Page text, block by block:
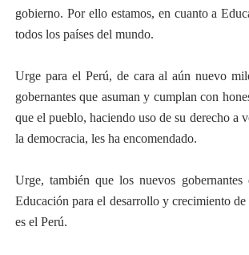
gobierno. Por ello estamos, en cuanto a
todos los países del mundo.
Urge para el Perú, de cara al aún nuevo
gobernantes que asuman y cumplan con
que el pueblo, haciendo uso de su derecho a
la democracia, les ha encomendado.
Urge, también que los nuevos
Educación para el desarrollo y crecimiento
es el Perú.